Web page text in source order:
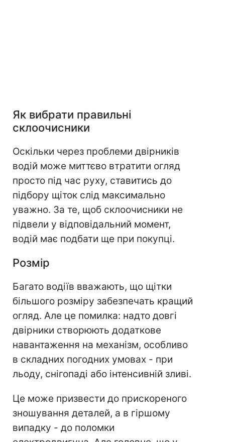
Як вибрати правильні
склоочисники
Оскільки через проблеми двірників
водій може миттєво втратити огляд
просто під час руху, ставитись до
підбору щіток слід максимально
уважно. За те, щоб склоочисники не
підвели у відповідальний момент,
водій має подбати ще при покупці.
Розмір
Багато водіїв вважають, що щітки
більшого розміру забезпечать кращий
огляд. Але це помилка: надто довгі
двірники створюють додаткове
навантаження на механізм, особливо
в складних погодних умовах - при
льоду, снігопаді або інтенсивній зливі.
Це може призвести до прискореного
зношування деталей, а в гіршому
випадку - до поломки